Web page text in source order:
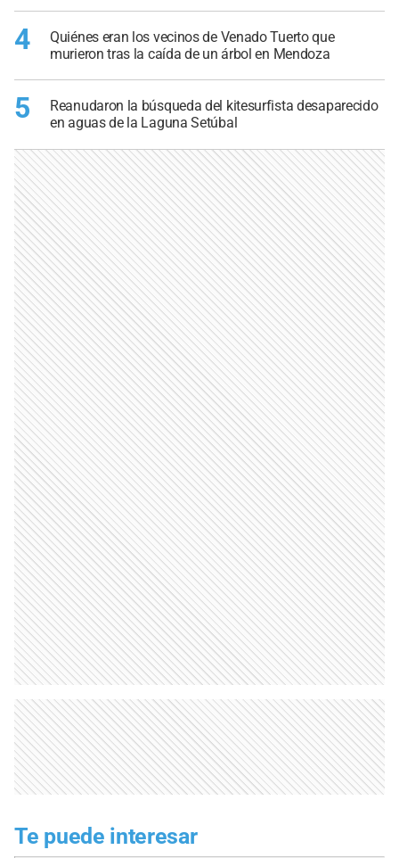
4
Quiénes eran los vecinos de Venado Tuerto que
murieron tras la caída de un árbol en Mendoza
5
Reanudaron la búsqueda del kitesurfista desaparecido
en aguas de la Laguna Setúbal
Te puede interesar